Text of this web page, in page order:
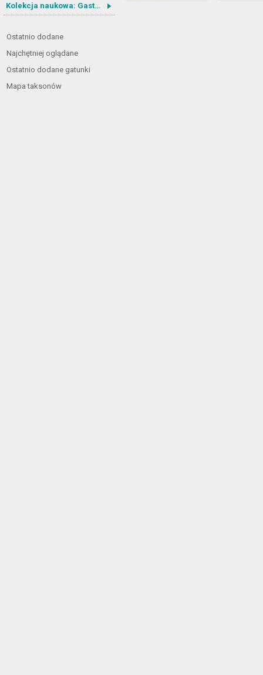
Kolekcja naukowa: Gastrotricha
Ostatnio dodane
Najchętniej oglądane
Ostatnio dodane gatunki
Mapa taksonów